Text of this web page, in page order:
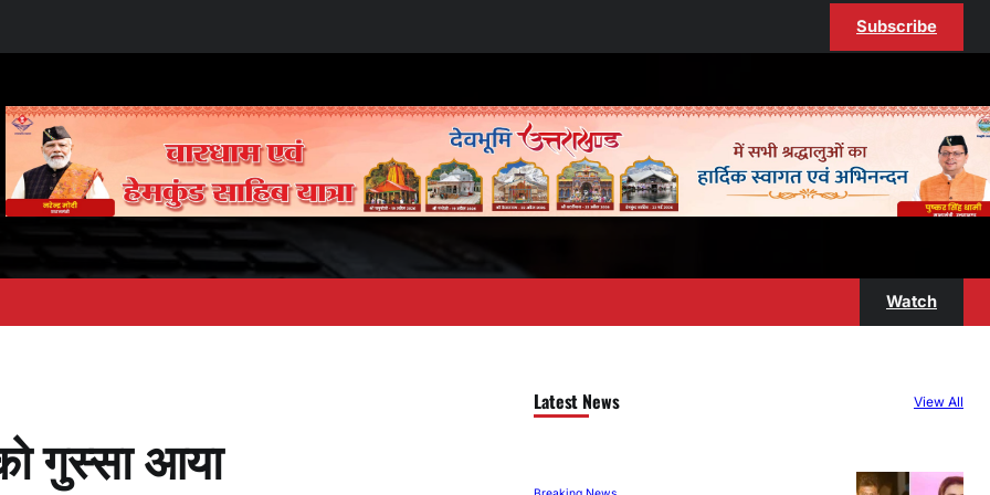
Subscribe
Watch
गुस्सा आया
Latest News View All